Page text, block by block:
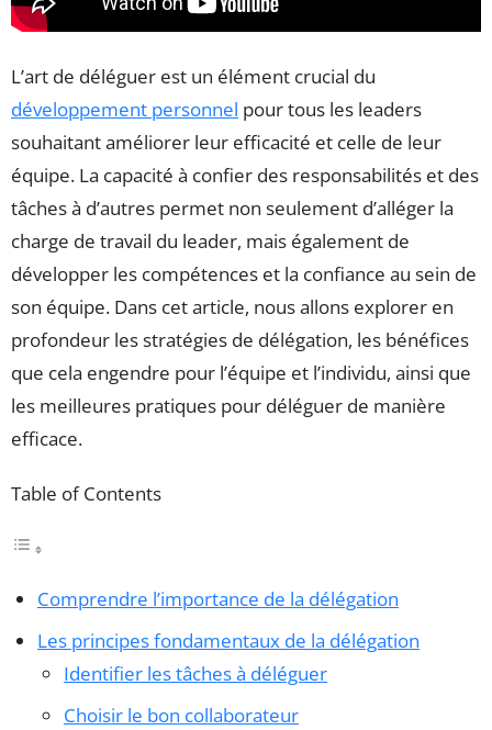
L’art de déléguer est un élément crucial du
développement personnel pour tous les leaders
souhaitant améliorer leur efficacité et celle de leur
équipe. La capacité à confier des responsabilités et des
tâches à d’autres permet non seulement d’alléger la
charge de travail du leader, mais également de
développer les compétences et la confiance au sein de
son équipe. Dans cet article, nous allons explorer en
profondeur les stratégies de délégation, les bénéfices
que cela engendre pour l’équipe et l’individu, ainsi que
les meilleures pratiques pour déléguer de manière
efficace.
Table of Contents
Comprendre l’importance de la délégation
Les principes fondamentaux de la délégation
Identifier les tâches à déléguer
Choisir le bon collaborateur